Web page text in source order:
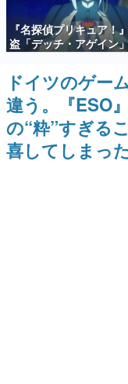
殿堂
SNS拡散
ど。多く
事をまと
ゲーム
名作ゲー
聞きし、
きます。
この物語
『名探偵プリキュア！
盗「デッチ・アゲイン
キャストは天﨑滉平さ
明。『Re:ゼロから始め
界生活』オットー役、
シスマイク』山田三郎
ドイツのゲー
違う。『ESO
の“粋”すぎる
喜してしまっ